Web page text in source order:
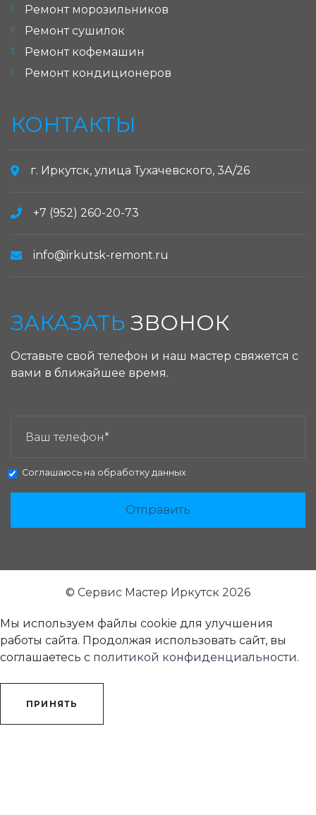
Ремонт морозильников
Ремонт сушилок
Ремонт кофемашин
Ремонт кондиционеров
КОНТАКТЫ
г. Иркутск, улица Тухачевского, 3А/26
+7 (952) 260-20-73
info@irkutsk-remont.ru
ЗАКАЗАТЬ ЗВОНОК
Оставьте свой телефон и наш мастер свяжется с
вами в ближайшее время.
Соглашаюсь на обработку данных
Отправить
© Сервис Мастер Иркутск 2026
Мы используем файлы cookie для улучшения
работы сайта. Продолжая использовать сайт, вы
соглашаетесь с политикой конфиденциальности.
ПРИНЯТЬ